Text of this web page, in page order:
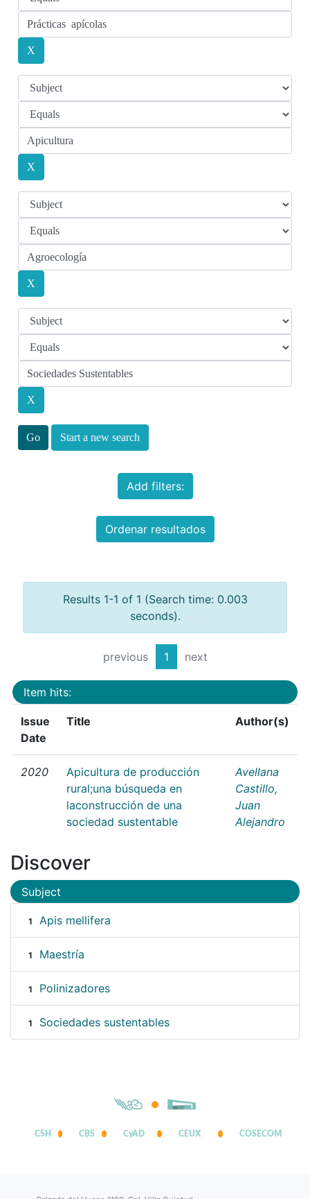
Start a new search
Add filters:
Ordenar resultados
Results 1-1 of 1 (Search time: 0.003
seconds).
previous 1 next
Item hits:
Issue
Date
Title Author(s)
2020
Apicultura de producción
rural;una búsqueda en
laconstrucción de una
sociedad sustentable
Avellana
Castillo,
Juan
Alejandro
Discover
Subject
1 Apis mellifera
1 Maestría
1 Polinizadores
1 Sociedades sustentables
CSH CBS CyAD CEUX COSECOM